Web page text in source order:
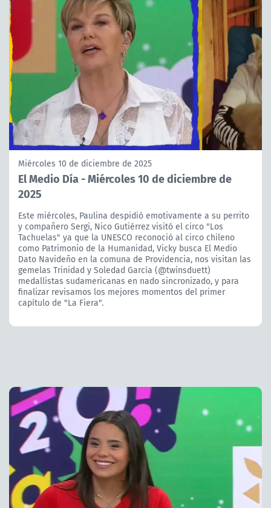
Miércoles 10 de diciembre de 2025
El Medio Día - Miércoles 10 de diciembre de
2025
Este miércoles, Paulina despidió emotivamente a su perrito
y compañero Sergi, Nico Gutiérrez visitó el circo "Los
Tachuelas" ya que la UNESCO reconoció al circo chileno
como Patrimonio de la Humanidad, Vicky busca El Medio
Dato Navideño en la comuna de Providencia, nos visitan las
gemelas Trinidad y Soledad García (@twinsduett)
medallistas sudamericanas en nado sincronizado, y para
finalizar revisamos los mejores momentos del primer
capítulo de "La Fiera".